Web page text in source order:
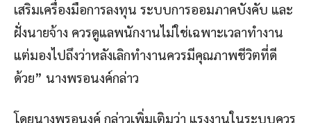
เสริมเครื่องมือการลงทุน ระบบการออมภาคบังคับ และ
ฝั่งนายจ้าง ควรดูแลพนักงานไม่ใช่เฉพาะเวลาทำงาน
แต่มองไปถึงว่าหลังเลิกทำงานควรมีคุณภาพชีวิตที่ดี
ด้วย” นางพรอนงค์กล่าว
โดยนางพรอนงค์ กล่าวเพิ่มเติมว่า แรงงานในระบบควร